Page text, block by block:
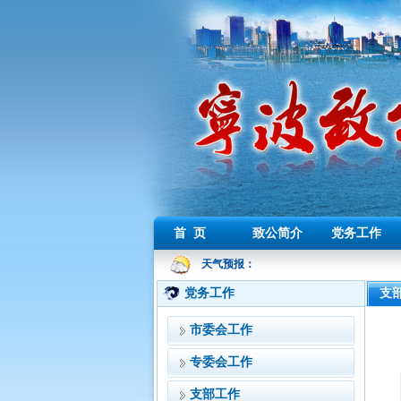
首 页 致公简介 党务工作
天气预报：
党务工作
市委会工作
专委会工作
支部工作
支